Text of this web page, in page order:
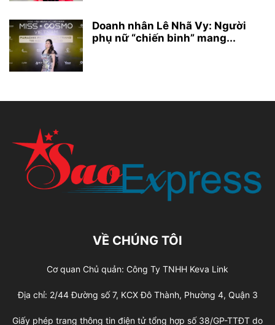
Doanh nhân Lê Nhã Vy: Người
phụ nữ “chiến binh” mang...
VỀ CHÚNG TÔI
Cơ quan Chủ quản: Công Ty TNHH Keva Link
Địa chỉ: 2/44 Đường số 7, KCX Đô Thành, Phường 4, Quận 3
Giấy phép trang thông tin điện tử tổng hợp số 38/GP-TTĐT do